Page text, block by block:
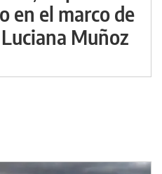
en el marco de
Muñoz